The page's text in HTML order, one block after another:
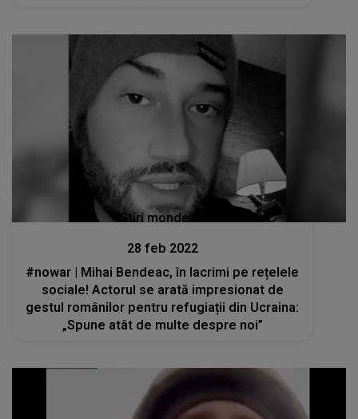
Stiri mondene
28 feb 2022
#nowar | Mihai Bendeac, în lacrimi pe rețelele
sociale! Actorul se arată impresionat de
gestul românilor pentru refugiații din Ucraina:
„Spune atât de multe despre noi”